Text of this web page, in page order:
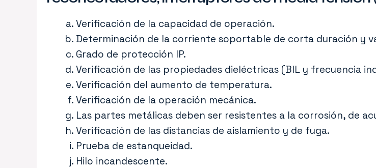
Verificación de la capacidad de operación.
Determinación de la corriente soportable de corta duración y
Grado de protección IP.
Verificación de las propiedades dieléctricas (BIL y frecuencia
Verificación del aumento de temperatura.
Verificación de la operación mecánica.
Las partes metálicas deben ser resistentes a la corrosión, de
Verificación de las distancias de aislamiento y de fuga.
Prueba de estanqueidad.
Hilo incandescente.